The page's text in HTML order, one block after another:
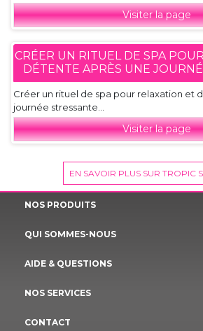
Visiter la page
CRÉER UN RITUEL DE SPA
DÉTENTE APRÈS UNE
Créer un rituel de spa pour relaxation et
journée stressante...
Visiter la page
EN SAVOIR PLUS SUR TROPIC
NOS PRODUITS
QUI SOMMES-NOUS
AIDE & QUESTIONS
NOS SERVICES
CONTACT